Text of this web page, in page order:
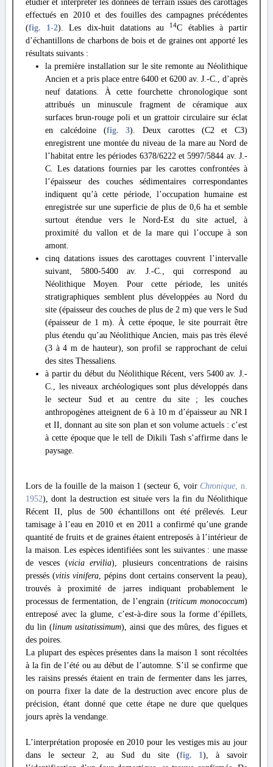
étudier et interpréter les données de terrain issues des carottages
effectués en 2010 et des fouilles des campagnes précédentes
(fig. 1-2). Les dix-huit datations au 14C établies à partir
d’échantillons de charbons de bois et de graines ont apporté les
résultats suivants :
la première installation sur le site remonte au Néolithique
Ancien et a pris place entre 6400 et 6200 av. J.-C., d’après
neuf datations. À cette fourchette chronologique sont
attribués un minuscule fragment de céramique aux
surfaces brun-rouge poli et un grattoir circulaire sur éclat
en calcédoine (fig. 3). Deux carottes (C2 et C3)
enregistrent une montée du niveau de la mare au Nord de
l’habitat entre les périodes 6378/6222 et 5997/5844 av. J.-
C. Les datations fournies par les carottes confrontées à
l’épaisseur des couches sédimentaires correspondantes
indiquent qu’à cette période, l’occupation humaine est
enregistrée sur une superficie de plus de 0,6 ha et semble
surtout étendue vers le Nord-Est du site actuel, à
proximité du vallon et de la mare qui l’occupe à son
amont.
cinq datations issues des carottages couvrent l’intervalle
suivant, 5800-5400 av. J.-C., qui correspond au
Néolithique Moyen. Pour cette période, les unités
stratigraphiques semblent plus développées au Nord du
site (épaisseur des couches de plus de 2 m) que vers le Sud
(épaisseur de 1 m). À cette époque, le site pourrait être
plus étendu qu’au Néolithique Ancien, mais pas très élevé
(3 à 4 m de hauteur), son profil se rapprochant de celui
des sites Thessaliens.
à partir du début du Néolithique Récent, vers 5400 av. J.-
C., les niveaux archéologiques sont plus développés dans
le secteur Sud et au centre du site ; les couches
anthropogènes atteignent de 6 à 10 m d’épaisseur au NR I
et II, donnant au site son plan et son volume actuels : c’est
à cette époque que le tell de Dikili Tash s’affirme dans le
paysage.
Lors de la fouille de la maison 1 (secteur 6, voirChronique, n.
1952), dont la destruction est située vers la fin du Néolithique
Récent II, plus de 500 échantillons ont été prélevés. Leur
tamisage à l’eau en 2010 et en 2011 a confirmé qu’une grande
quantité de fruits et de graines étaient entreposés à l’intérieur de
la maison. Les espèces identifiées sont les suivantes : une masse
de vesces (vicia ervilia), plusieurs concentrations de raisins
pressés (vitis vinifera, pépins dont certains conservent la peau),
trouvés à proximité de jarres indiquant probablement le
processus de fermentation, de l’engrain (triticum monococcum)
entreposé avec la glume, c’est-à-dire sous la forme d’épillets,
du lin (linum usitatissimum), ainsi que des mûres, des figues et
des poires.
La plupart des espèces présentes dans la maison 1 sont récoltées
à la fin de l’été ou au début de l’automne. S’il se confirme que
les raisins pressés étaient en train de fermenter dans les jarres,
on pourra fixer la date de la destruction avec encore plus de
précision, étant donné que cette étape ne dure que quelques
jours après la vendange.
L’interprétation proposée en 2010 pour les vestiges mis au jour
dans le secteur 2, au Sud du site (fig. 1), à savoir